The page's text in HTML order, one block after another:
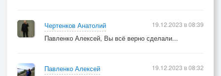
Чертенков Анатолий
Павленко Алексей, Вы всё верно сделали...
19.12.2023 в 08:39
Павленко Алексей
19.12.2023 в 08:32